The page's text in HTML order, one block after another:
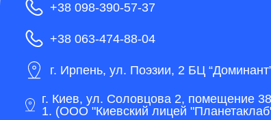
+38 098-390-57-37
+38 063-474-88-04
г. Ирпень, ул. Поэзии, 2 БЦ
г. Киев, ул. Соловцова 2, помещение
1. (ООО "Киевский лицей